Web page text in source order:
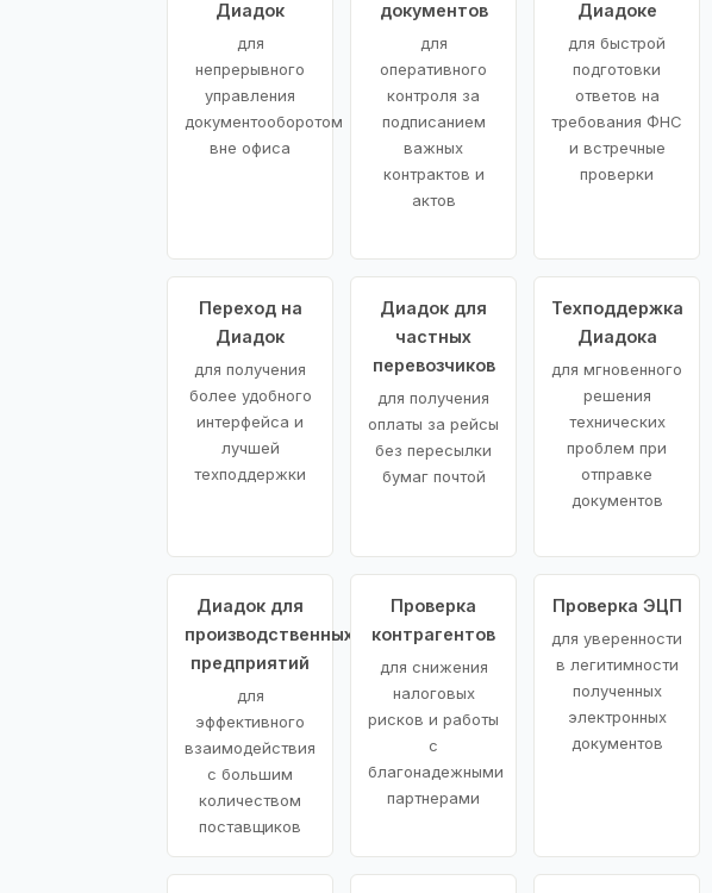
Диадок
для
непрерывного
управления
документооборотом
вне офиса
документов
для
оперативного
контроля за
подписанием
важных
контрактов и
актов
Диадоке
для быстрой
подготовки
ответов на
требования ФНС
и встречные
проверки
Переход на
Диадок
для получения
более удобного
интерфейса и
лучшей
техподдержки
Диадок для
частных
перевозчиков
для получения
оплаты за рейсы
без пересылки
бумаг почтой
Техподдержка
Диадока
для мгновенного
решения
технических
проблем при
отправке
документов
Диадок для
производственных
предприятий
для
эффективного
взаимодействия
с большим
количеством
поставщиков
Проверка
контрагентов
для снижения
налоговых
рисков и работы
с
благонадежными
партнерами
Проверка ЭЦП
для уверенности
в легитимности
полученных
электронных
документов